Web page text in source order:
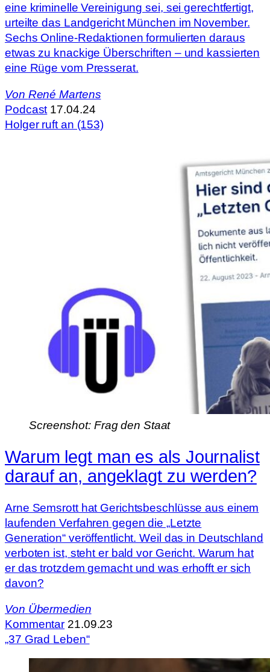
eine kriminelle Vereinigung sei, sei gerechtfertigt,
urteilte das Landgericht München im November.
Sechs Online-Redaktionen formulierten daraus
etwas zu knackige Überschriften – und kassierten
eine Rüge vom Presserat.
Von René Martens
Podcast 17.04.24
Holger ruft an (153)
Screenshot: Frag den Staat
Warum legt man es als Journalist
darauf an, angeklagt zu werden?
Arne Semsrott hat Gerichtsbeschlüsse aus einem
laufenden Verfahren gegen die „Letzte
Generation“ veröffentlicht. Weil das in Deutschland
verboten ist, steht er bald vor Gericht. Warum hat
er das trotzdem gemacht und was erhofft er sich
davon?
Von Übermedien
Kommentar 21.09.23
„37 Grad Leben“